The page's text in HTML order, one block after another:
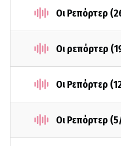
Οι Ρεπόρτερ
Οι ρεπόρτερ
Οι Ρεπόρτερ
Οι Ρεπόρτερ